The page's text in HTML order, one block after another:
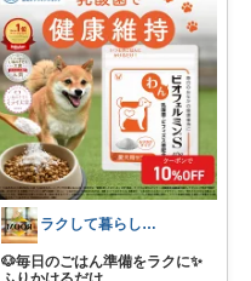
ラクして暮らしたい部
🐶毎日のごはん準備をラクに✨